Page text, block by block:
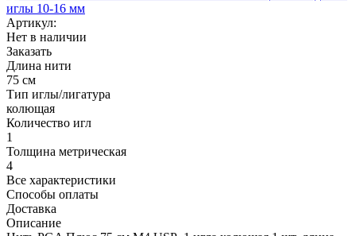
Артикул:
Нет в наличии
Заказать
Длина нити
75 см
Тип иглы/лигатура
колющая
Количество игл
1
Толщина метрическая
4
Все характеристики
Способы оплаты
Доставка
Описание